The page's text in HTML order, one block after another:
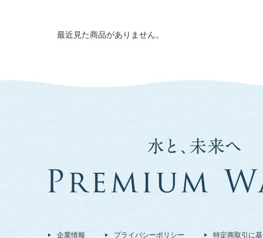
最近見た商品がありません。
企業情報 プライバシーポリシー 特定商取引に